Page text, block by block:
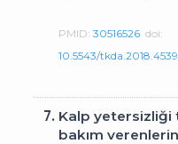
PMID:30516526 doi:
10.5543/
7. Kalp yetersizliği
bakım